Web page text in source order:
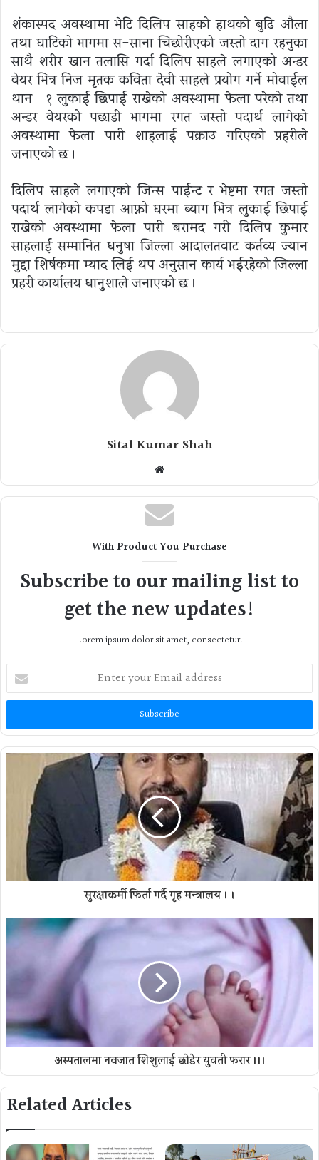
शंकास्पद अवस्थामा भेटि दिलिप साहको हाथको बुढि औला
तथा घाटिको भागमा स-साना चिछोरीएको जस्तो दाग रहनुका
साथै शरीर खान तलासि गर्दा दिलिप साहले लगाएको अन्डर
वेयर भित्र निज मृतक कविता देवी साहले प्रयोग गर्ने मोवाईल
थान -१ लुकाई छिपाई राखेको अवस्थामा फेला परेको तथा
अन्डर वेयरको पछाडी भागमा रगत जस्तो पदार्थ लागेको
अवस्थामा फेला पारी शाहलाई पक्राउ गरिएको प्रहरीले
जनाएको छ ।
दिलिप साहले लगाएको जिन्स पाईन्ट र भेष्टमा रगत जस्तो
पदार्थ लागेको कपडा आफ्नो घरमा ब्याग भित्र लुकाई छिपाई
राखेको अवस्थामा फेला पारी बरामद गरी दिलिप कुमार
साहलाई सम्मानित धनुषा जिल्ला आदालतवाट कर्तव्य ज्यान
मुद्दा शिर्षकमा म्याद लिई थप अनुसन्धान कार्य भईरहेको जिल्ला
प्रहरी कार्यालय धानुशाले जनाएको छ ।
Sital Kumar Shah
Website
With Product You Purchase
Subscribe to our mailing list to
get the new updates!
Lorem ipsum dolor sit amet, consectetur.
your
Email
सुरक्षाकर्मी फिर्ता गर्दै गृह मन्त्रालय । ।
अस्पतालमा नवजात शिशुलाई छाेडेर युवती फरार ।।।
Related Articles